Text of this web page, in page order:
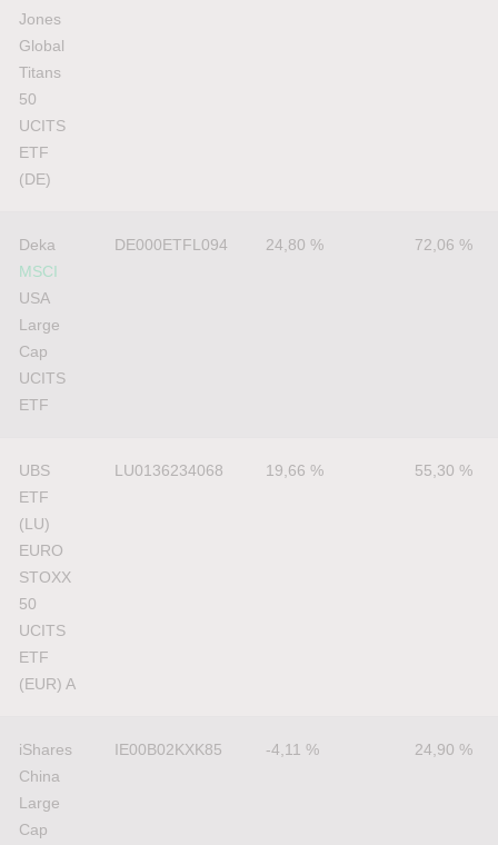
Jones
Global
Titans
50
UCITS
ETF
(DE)
Deka
MSCI
USA
Large
Cap
UCITS
ETF
DE000ETFL094 24,80 % 72,06 %
UBS
ETF
(LU)
EURO
STOXX
50
UCITS
ETF
(EUR) A
LU0136234068 19,66 % 55,30 %
iShares
China
Large
Cap
IE00B02KXK85 -4,11 % 24,90 %